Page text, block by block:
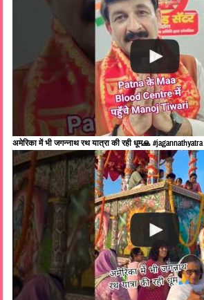
अमेरिका में भी जगन्नाथ रथ यात्रा की रही धूम🙏 #jagannathyatra